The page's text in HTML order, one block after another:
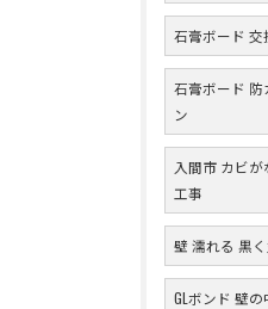
石膏ボード 交
石膏ボード 防
ン
入間市 カビ
工事
壁 濡れる 黒
GLボンド 壁